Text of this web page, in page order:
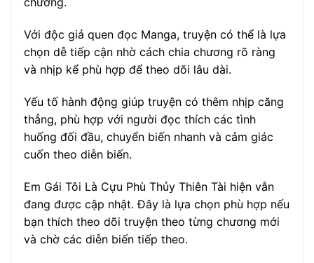
Với độc giả quen đọc Manga, truyện có thể là lựa
chọn dễ tiếp cận nhờ cách chia chương rõ ràng
và nhịp kể phù hợp để theo dõi lâu dài.
Yếu tố hành động giúp truyện có thêm nhịp căng
thẳng, phù hợp với người đọc thích các tình
huống đối đầu, chuyển biến nhanh và cảm giác
cuốn theo diễn biến.
Em Gái Tôi Là Cựu Phù Thủy Thiên Tài hiện vẫn
đang được cập nhật. Đây là lựa chọn phù hợp nếu
bạn thích theo dõi truyện theo từng chương mới
và chờ các diễn biến tiếp theo.